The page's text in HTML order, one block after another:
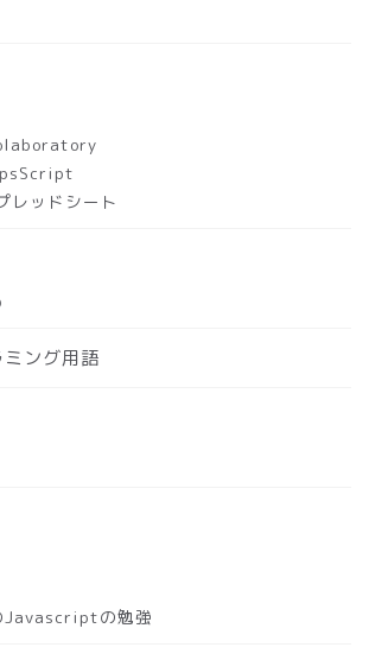
レッドシート
ング用語
Javascriptの勉強